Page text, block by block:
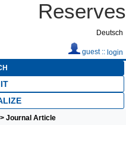
Reserves
Deutsch
guest :: login
> Journal Article